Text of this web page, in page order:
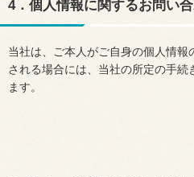
4．個人情報に関するお問い
当社は、ご本人がご自身の個人情
される場合には、当社の所定の手続
ます。